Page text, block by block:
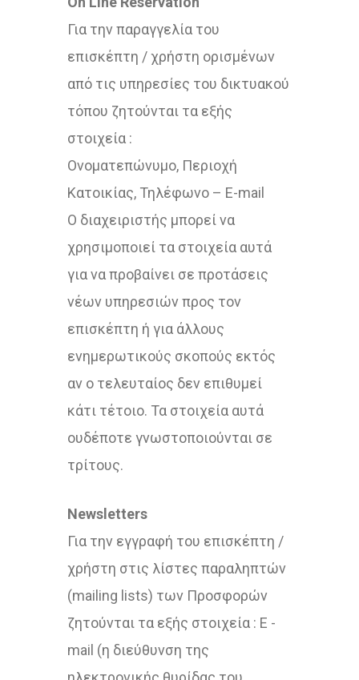
Για την παραγγελία του
επισκέπτη / χρήστη ορισμένων
από τις υπηρεσίες του δικτυακού
τόπου ζητούνται τα εξής
στοιχεία :
Ονοματεπώνυμο, Περιοχή
Κατοικίας, Τηλέφωνο – E-mail
Ο διαχειριστής μπορεί να
χρησιμοποιεί τα στοιχεία αυτά
για να προβαίνει σε προτάσεις
νέων υπηρεσιών προς τον
επισκέπτη ή για άλλους
ενημερωτικούς σκοπούς εκτός
αν ο τελευταίος δεν επιθυμεί
κάτι τέτοιο. Τα στοιχεία αυτά
ουδέποτε γνωστοποιούνται σε
τρίτους.
Newsletters
Για την εγγραφή του επισκέπτη /
χρήστη στις λίστες παραληπτών
(mailing lists) των Προσφορών
ζητούνται τα εξής στοιχεία : E -
mail (η διεύθυνση της